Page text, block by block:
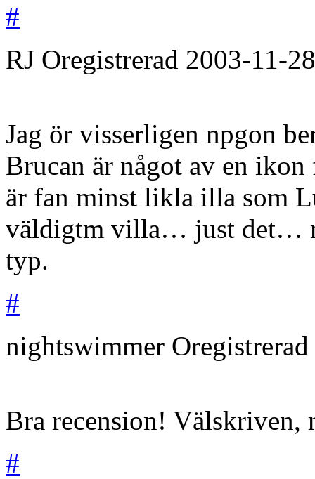
#
RJ Oregistrerad 2003-11-28
Jag ör visserligen npgon
Brucan är något av en
är fan minst likla illa som
väldigtm villa… just det…
typ.
#
nightswimmer Oregistrerad
Bra recension! Välskriven,
#